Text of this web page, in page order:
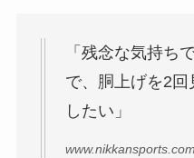
「残念な気持ち
で、胴上げを2
したい」
www.nikkansports.com